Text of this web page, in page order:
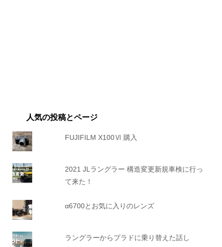
人気の投稿とページ
FUJIFILM X100Ⅵ 購入
2021 JLラングラー 構造変更新規車検に行っ
て来た！
α6700とお気に入りのレンズ
ラングラーからプラドに乗り替えた話し